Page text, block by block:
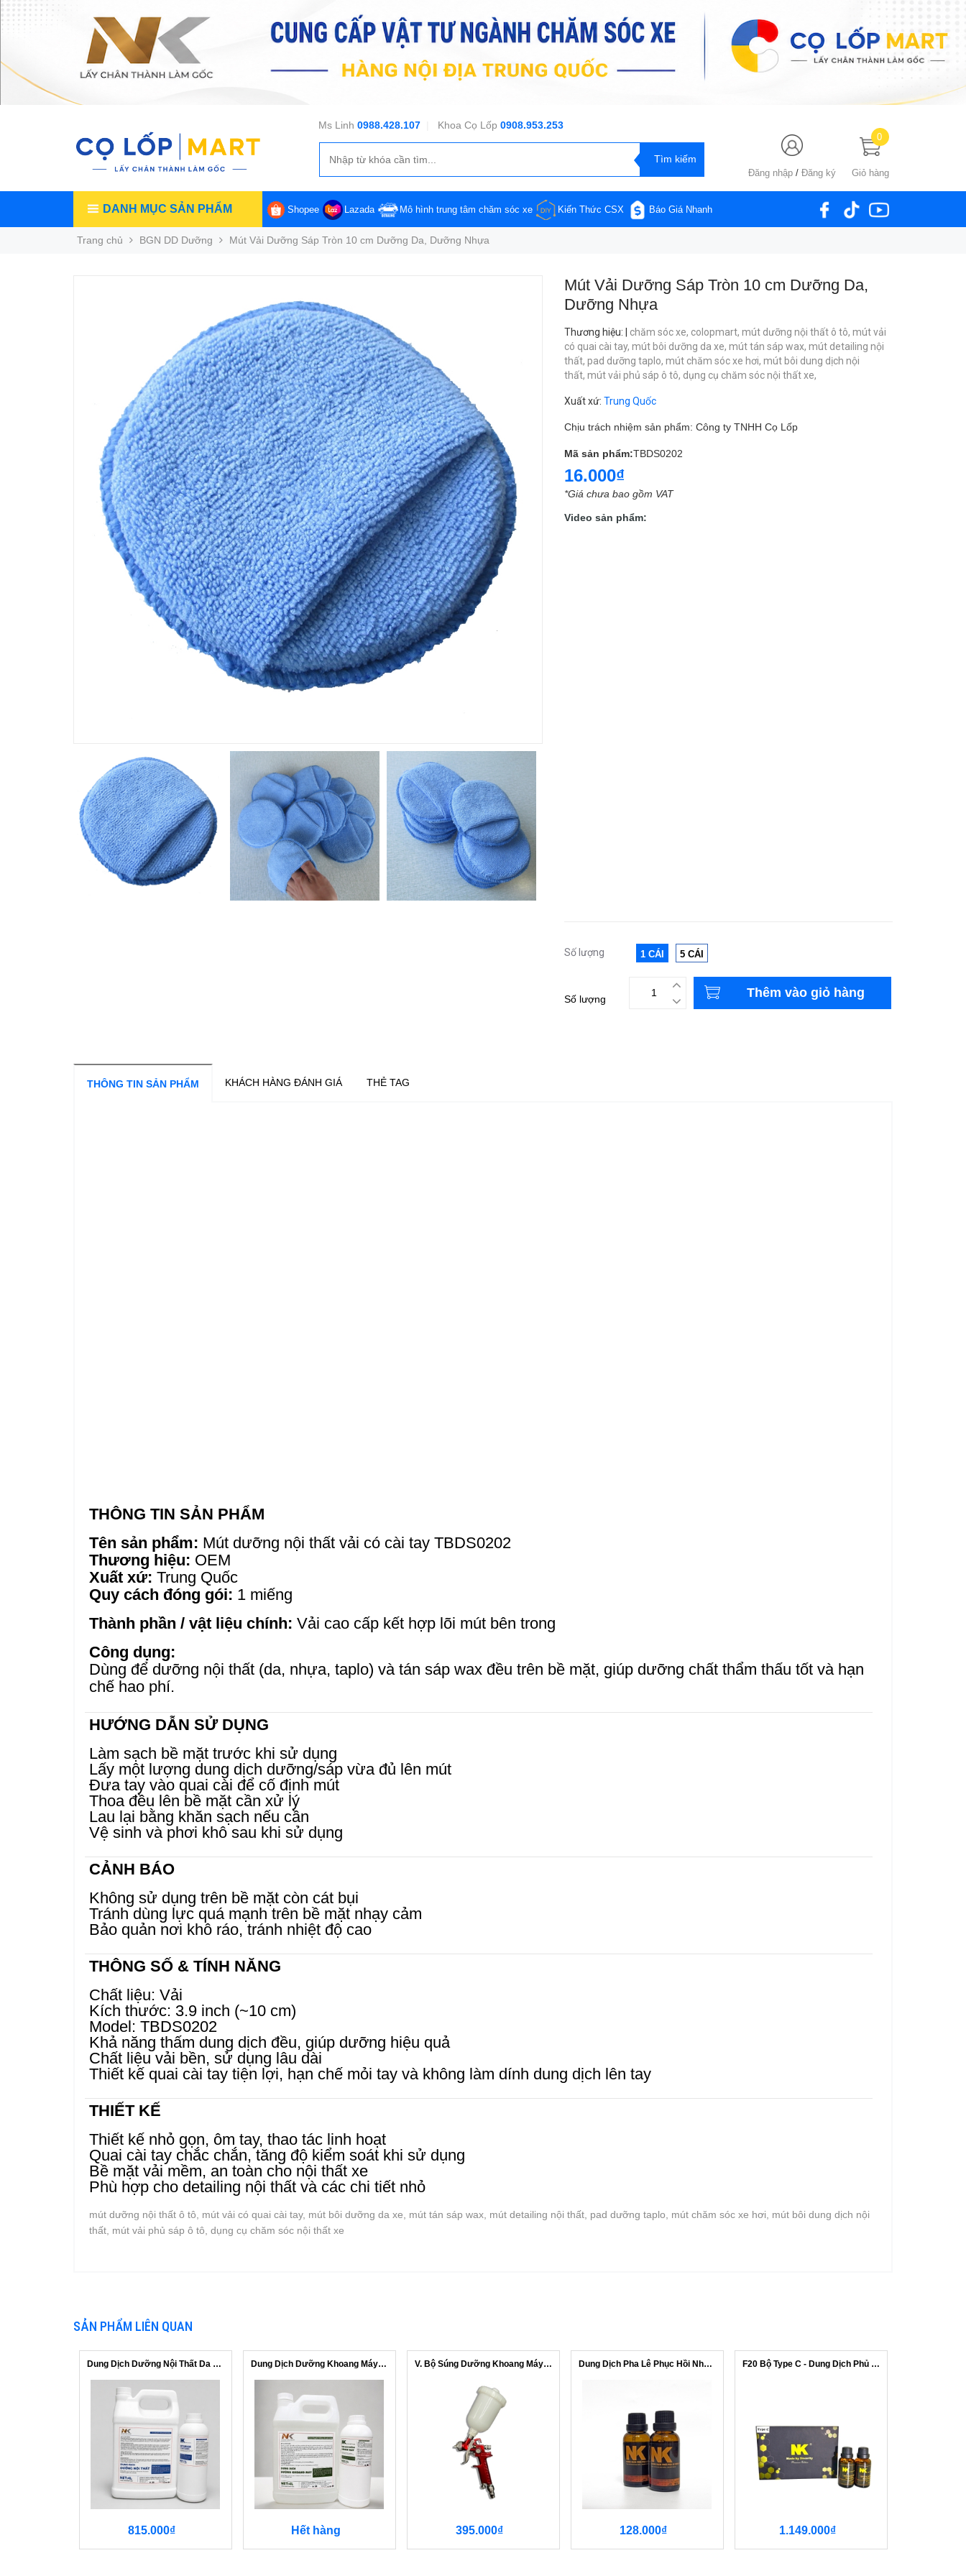
Ms Linh 0988.428.107| Khoa Cọ Lốp 0908.953.253
Đăng nhập / Đăng ký Giỏ hàng
0
DANH MỤC SẢN PHẨM Shopee Lazada Mô hình trung tâm chăm sóc xe Kiến Thức CSX Báo Giá Nhanh
Trang chủ BGN DD Dưỡng Mút Vải Dưỡng Sáp Tròn 10 cm Dưỡng Da, Dưỡng Nhựa
Mút Vải Dưỡng Sáp Tròn 10 cm Dưỡng Da,
Dưỡng Nhựa
Thương hiệu: | chăm sóc xe, colopmart, mút dưỡng nội thất ô tô, mút vải
có quai cài tay, mút bôi dưỡng da xe, mút tán sáp wax, mút detailing nội
thất, pad dưỡng taplo, mút chăm sóc xe hơi, mút bôi dung dịch nội
thất, mút vải phủ sáp ô tô, dụng cụ chăm sóc nội thất xe,
Xuất xứ: Trung Quốc
Chịu trách nhiệm sản phẩm: Công ty TNHH Cọ Lốp
Mã sản phẩm:TBDS0202
16.000₫
*Giá chưa bao gồm VAT
Video sản phẩm:
Số lượng 1 CÁI 5 CÁI
Số lượng Thêm vào giỏ hàng
THÔNG TIN SẢN PHẨM KHÁCH HÀNG ĐÁNH GIÁ THẺ TAG
THÔNG TIN SẢN PHẨM
Tên sản phẩm: Mút dưỡng nội thất vải có cài tay TBDS0202
Thương hiệu: OEM
Xuất xứ: Trung Quốc
Quy cách đóng gói: 1 miếng
Thành phần / vật liệu chính: Vải cao cấp kết hợp lõi mút bên trong
Công dụng:
Dùng để dưỡng nội thất (da, nhựa, taplo) và tán sáp wax đều trên bề mặt, giúp dưỡng chất thẩm thấu tốt và hạn
chế hao phí.
HƯỚNG DẪN SỬ DỤNG
Làm sạch bề mặt trước khi sử dụng
Lấy một lượng dung dịch dưỡng/sáp vừa đủ lên mút
Đưa tay vào quai cài để cố định mút
Thoa đều lên bề mặt cần xử lý
Lau lại bằng khăn sạch nếu cần
Vệ sinh và phơi khô sau khi sử dụng
CẢNH BÁO
Không sử dụng trên bề mặt còn cát bụi
Tránh dùng lực quá mạnh trên bề mặt nhạy cảm
Bảo quản nơi khô ráo, tránh nhiệt độ cao
THÔNG SỐ & TÍNH NĂNG
Chất liệu: Vải
Kích thước: 3.9 inch (~10 cm)
Model: TBDS0202
Khả năng thấm dung dịch đều, giúp dưỡng hiệu quả
Chất liệu vải bền, sử dụng lâu dài
Thiết kế quai cài tay tiện lợi, hạn chế mỏi tay và không làm dính dung dịch lên tay
THIẾT KẾ
Thiết kế nhỏ gọn, ôm tay, thao tác linh hoạt
Quai cài tay chắc chắn, tăng độ kiểm soát khi sử dụng
Bề mặt vải mềm, an toàn cho nội thất xe
Phù hợp cho detailing nội thất và các chi tiết nhỏ
mút dưỡng nội thất ô tô, mút vải có quai cài tay, mút bôi dưỡng da xe, mút tán sáp wax, mút detailing nội thất, pad dưỡng taplo, mút chăm sóc xe hơi, mút bôi dung dịch nội
thất, mút vải phủ sáp ô tô, dụng cụ chăm sóc nội thất xe
SẢN PHẨM LIÊN QUAN
Dung Dịch Dưỡng Nội Thất Da & Nhựa NK
815.000₫
Dung Dịch Dưỡng Khoang Máy NK - Dùng ...
Hết hàng
V. Bộ Súng Dưỡng Khoang Máy 250ml
395.000₫
Dung Dịch Pha Lê Phục Hồi Nhựa Đen - NK
128.000₫
F20 Bộ Type C - Dung Dịch Phủ Ceramic...
1.149.000₫